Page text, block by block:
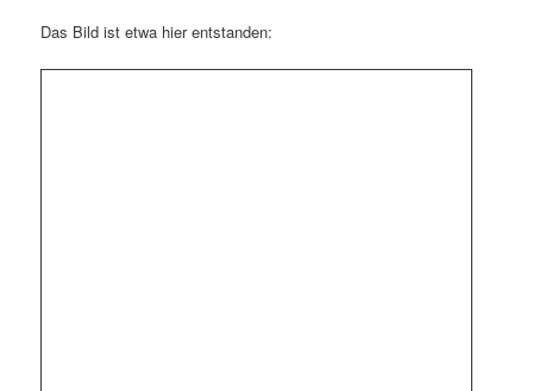
Das Bild ist etwa hier entstanden: